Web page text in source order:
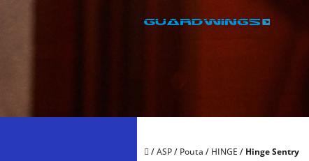
Domů
/ASP/ Pouta / HINGE / Hinge Sentry